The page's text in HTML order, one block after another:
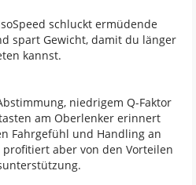
schluckt ermüdende
spart Gewicht, damit du länger
kannst.
niedrigem Q-Faktor
am Oberlenker erinnert
Fahrgefühl und Handling an
aber von den Vorteilen